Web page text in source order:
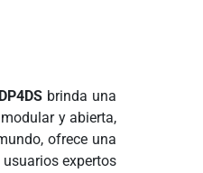
brinda una
y abierta,
ofrece una
expertos